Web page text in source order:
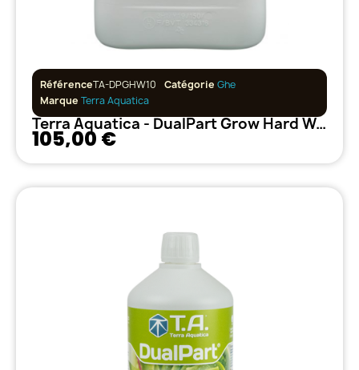
RéférenceTA-DPGHW10 Catégorie Ghe
Marque Terra Aquatica
Terra Aquatica - DualPart Grow Hard Water - 10L
105,00 €